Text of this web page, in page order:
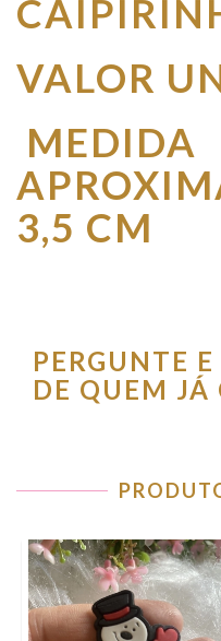
VALOR
MEDIDA
3,5 CM
PERGUNTE
DE QUEM JÁ